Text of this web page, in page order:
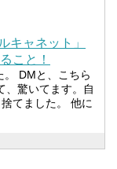
キャネット」
こと！
。 DMと、こちら
、驚いてます。自
てました。 他に